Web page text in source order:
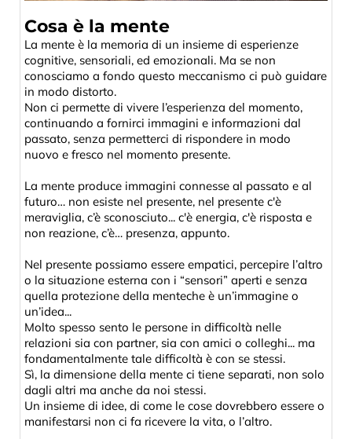
Cosa è la mente
La mente è la memoria di un insieme di esperienze
cognitive, sensoriali, ed emozionali. Ma se non
conosciamo a fondo questo meccanismo ci può guidare
in modo distorto.
Non ci permette di vivere l’esperienza del momento,
continuando a fornirci immagini e informazioni dal
passato, senza permetterci di rispondere in modo
nuovo e fresco nel momento presente.
La mente produce immagini connesse al passato e al
futuro… non esiste nel presente, nel presente c'è
meraviglia, c’è sconosciuto... c'è energia, c'è risposta e
non reazione, c’è… presenza, appunto.
Nel presente possiamo essere empatici, percepire l’altro
o la situazione esterna con i “sensori” aperti e senza
quella protezione della menteche è un’immagine o
un’idea...
Molto spesso sento le persone in difficoltà nelle
relazioni sia con partner, sia con amici o colleghi... ma
fondamentalmente tale difficoltà è con se stessi.
Sì, la dimensione della mente ci tiene separati, non solo
dagli altri ma anche da noi stessi.
Un insieme di idee, di come le cose dovrebbero essere o
manifestarsi non ci fa ricevere la vita, o l’altro.